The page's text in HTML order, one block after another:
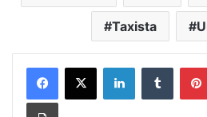
Taxista
LinkedInTumblr
Imprimir